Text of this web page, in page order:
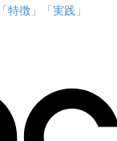
徴」「実践」